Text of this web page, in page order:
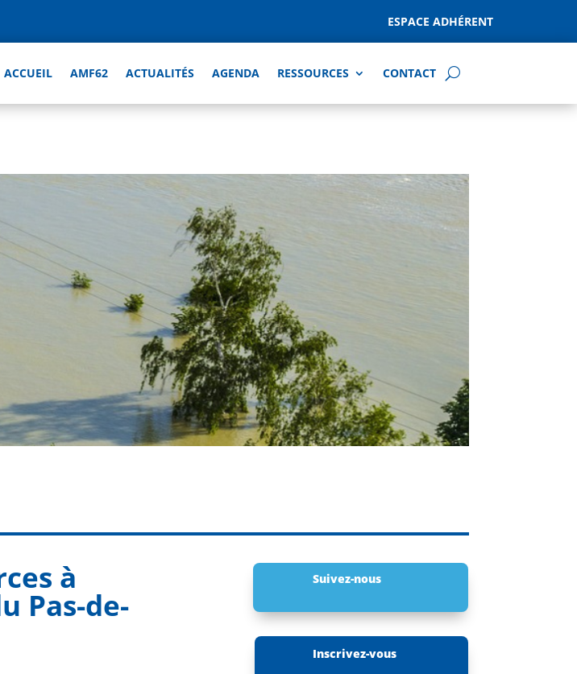
ESPACE ADHÉRENT
ACCUEIL AMF62 ACTUALITÉS AGENDA RESSOURCES CONTACT
à
Pas-de-
Suivez-nous
Inscrivez-vous